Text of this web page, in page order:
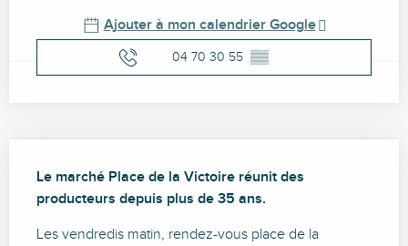
Ajouter à mon calendrier Google
04 70 30 55 ▒▒
Le marché Place de la Victoire réunit des
producteurs depuis plus de 35 ans.
Les vendredis matin, rendez-vous place de la